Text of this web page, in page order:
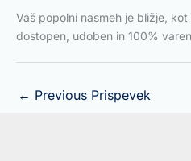
Vaš popolni nasmeh je bližje,
dostopen, udoben in 100%
← Previous Prispevek